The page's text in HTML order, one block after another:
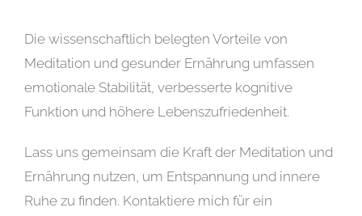
Die wissenschaftlich belegten Vorteile von
Meditation und gesunder Ernährung umfassen
emotionale Stabilität, verbesserte kognitive
Funktion und höhere Lebenszufriedenheit.
Lass uns gemeinsam die Kraft der Meditation und
Ernährung nutzen, um Entspannung und innere
Ruhe zu finden. Kontaktiere mich für ein